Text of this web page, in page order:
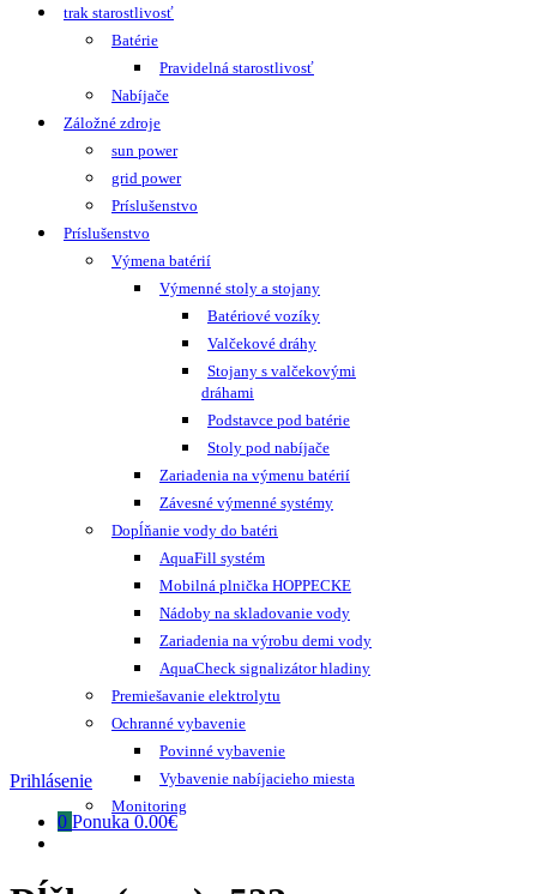
trak starostlivosť
Batérie
Pravidelná starostlivosť
Nabíjače
Záložné zdroje
sun power
grid power
Príslušenstvo
Príslušenstvo
Výmena batérií
Výmenné stoly a stojany
Batériové vozíky
Valčekové dráhy
Stojany s valčekovými
dráhami
Podstavce pod batérie
Stoly pod nabíjače
Zariadenia na výmenu batérií
Závesné výmenné systémy
Dopĺňanie vody do batéri
AquaFill systém
Mobilná plnička HOPPECKE
Nádoby na skladovanie vody
Zariadenia na výrobu demi vody
AquaCheck signalizátor hladiny
Premiešavanie elektrolytu
Ochranné vybavenie
Povinné vybavenie
Vybavenie nabíjacieho miesta
Monitoring
Prihlásenie
0 Ponuka 0.00€